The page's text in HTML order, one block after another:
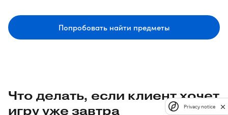
Попробовать найти предметы
Что делать, если клиент хочет
игру уже завтра
Privacy notice